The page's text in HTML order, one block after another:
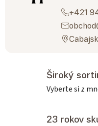
+421
Široký
Vyberte si z
23 rokov